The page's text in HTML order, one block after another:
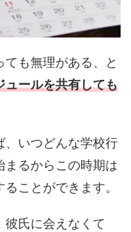
も無理がある、と
ュールを共有しても
、いつどんな学校行
まるからこの時期は
ことができます。
氏に会えなくて